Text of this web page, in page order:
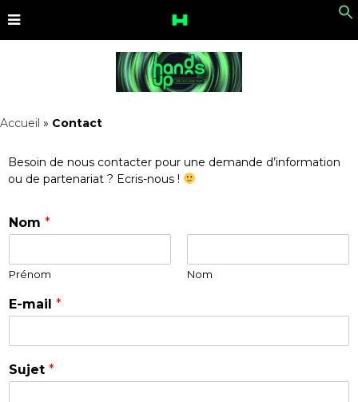
Accueil » Contact
Besoin de nous contacter pour une demande d’information
ou de partenariat ? Ecris-nous !
Nom *
Prénom Nom
E-mail *
Sujet *